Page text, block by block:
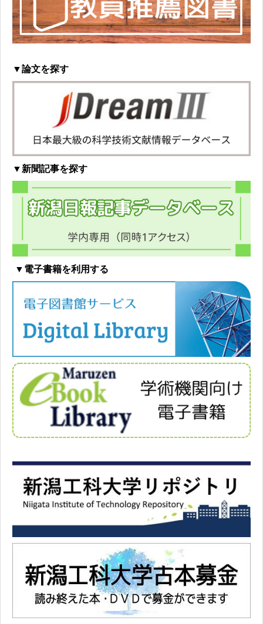
▼論文を探す
▼新聞記事を探す
▼電子書籍を利用する